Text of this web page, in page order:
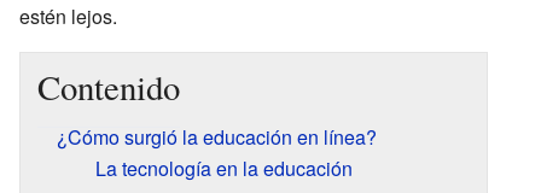
estén lejos.
Contenido
¿Cómo surgió la educación en línea?
La tecnología en la educación